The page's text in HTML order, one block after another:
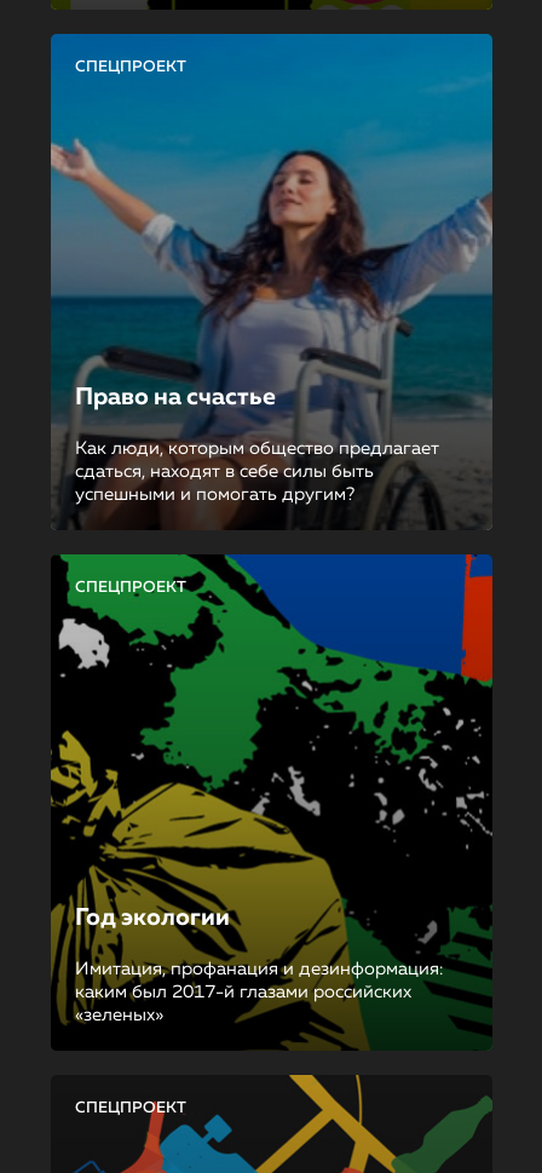
СПЕЦПРОЕКТ
Право на счастье
Как люди, которым общество предлагает
сдаться, находят в себе силы быть
успешными и помогать другим?
СПЕЦПРОЕКТ
Год экологии
Имитация, профанация и дезинформация:
каким был 2017-й глазами российских
«зеленых»
СПЕЦПРОЕКТ